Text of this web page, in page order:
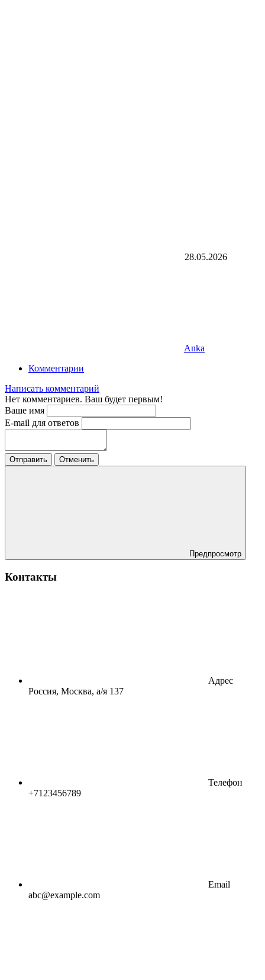
28.05.2026
Anka
Комментарии
Написать комментарий
Нет комментариев. Ваш будет первым!
Ваше имя
E-mail для ответов
Отправить Отменить
Предпросмотр
Контакты
Адрес
Россия, Москва, а/я 137
Телефон
+7123456789
Email
abc@example.com